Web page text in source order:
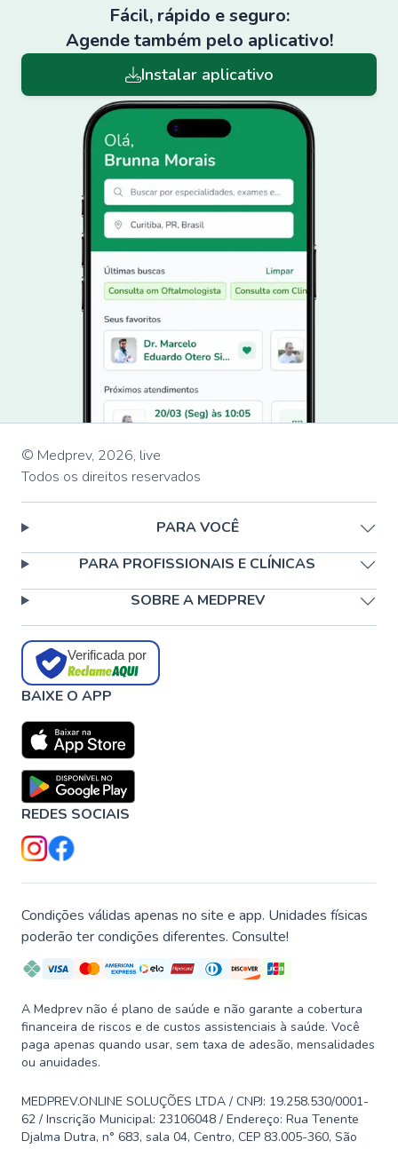
Fácil, rápido e seguro:
Agende também pelo aplicativo!
Instalar aplicativo
© Medprev, 2026, live
Todos os direitos reservados
PARA VOCÊ
PARA PROFISSIONAIS E CLÍNICAS
SOBRE A MEDPREV
Verificada por
BAIXE O APP
REDES SOCIAIS
Condições válidas apenas no site e app. Unidades físicas
poderão ter condições diferentes. Consulte!
A Medprev não é plano de saúde e não garante a cobertura
financeira de riscos e de custos assistenciais à saúde. Você
paga apenas quando usar, sem taxa de adesão, mensalidades
ou anuidades.
MEDPREV.ONLINE SOLUÇÕES LTDA / CNPJ: 19.258.530/0001-
62 / Inscrição Municipal: 23106048 / Endereço: Rua Tenente
Djalma Dutra, n° 683, sala 04, Centro, CEP 83.005-360, São